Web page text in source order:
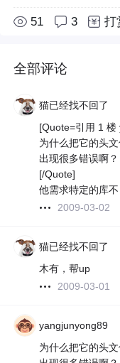
51 3 打
全部评论
猫已经找不回了
[Quote=引用 1
为什么把它的头
出现很多错误啊？
[/Quote]
他需求特定的库不
2009-03-02
猫已经找不回了
木有，帮up
2009-03-01
yangjunyong89
为什么把它的头